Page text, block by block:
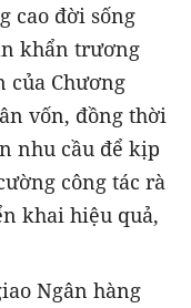
cao đời sống
khẩn trương
của Chương
vốn, đồng thời
nhu cầu để kịp
công tác rà
khai hiệu quả,
Ngân hàng